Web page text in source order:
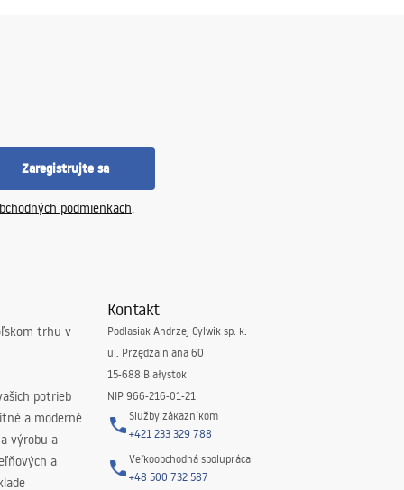
Zaregistrujte sa
podmienkach.
trhu v
potrieb
a moderné
výrobu a
a
Kontakt
Podlasiak Andrzej Cylwik sp. k.
ul. Przędzalniana 60
15-688 Białystok
NIP 966-216-01-21
Služby zákazníkom
+421 233 329 788
Veľkoobchodná spolupráca
+48 500 732 587